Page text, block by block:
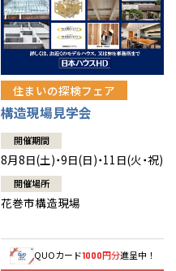
住まいの探検フェア
構造現場見学会
開催期間
8月8日(土)・9日(日)・11日(火・祝)
開催場所
花巻市構造現場
QUOカード1000円分進呈中！